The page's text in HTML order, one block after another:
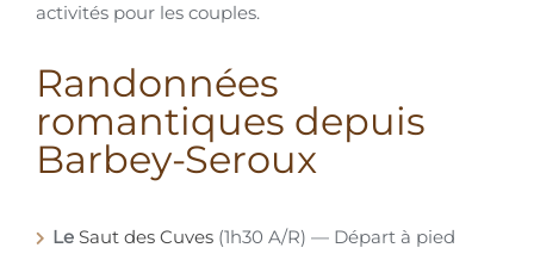
activités pour les couples.
Randonnées
romantiques depuis
Barbey-Seroux
Le Saut des Cuves (1h30 A/R) — Départ à pied